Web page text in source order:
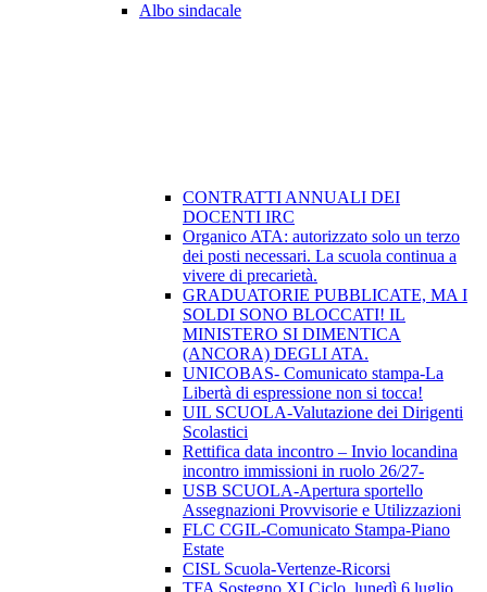
Albo sindacale
CONTRATTI ANNUALI DEI
DOCENTI IRC
Organico ATA: autorizzato solo un terzo
dei posti necessari. La scuola continua a
vivere di precarietà.
GRADUATORIE PUBBLICATE, MA I
SOLDI SONO BLOCCATI! IL
MINISTERO SI DIMENTICA
(ANCORA) DEGLI ATA.
UNICOBAS- Comunicato stampa-La
Libertà di espressione non si tocca!
UIL SCUOLA-Valutazione dei Dirigenti
Scolastici
Rettifica data incontro – Invio locandina
incontro immissioni in ruolo 26/27-
USB SCUOLA-Apertura sportello
Assegnazioni Provvisorie e Utilizzazioni
FLC CGIL-Comunicato Stampa-Piano
Estate
CISL Scuola-Vertenze-Ricorsi